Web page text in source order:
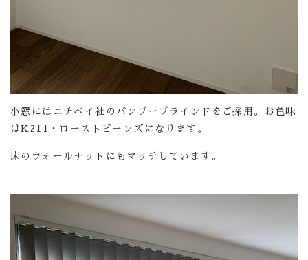
小窓にはニチベイ社のバンブーブラインドをご採用。お色味
はK211・ローストビーンズになります。
床のウォールナットにもマッチしています。